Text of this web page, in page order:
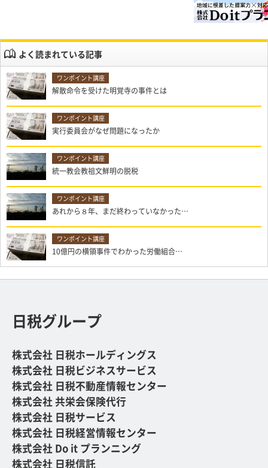
よく読まれている記事
解散命令を受けた明覚寺の事件とは
実行委員会がなぜ問題になったか
統一教会教祖文鮮明の脱税
あれから８年、まだ終わっていなかった…
10億円の横領事件でわかった労働組合…
日税グループ
株式会社 日税ホールディングス
株式会社 日税ビジネスサービス
株式会社 日税不動産情報センター
株式会社 共栄会保険代行
株式会社 日税サービス
株式会社 日税経営情報センター
株式会社 Do it プランニング
株式会社 日税信託